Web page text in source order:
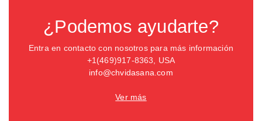
¿Podemos ayudarte?
Entra en contacto con nosotros para más información
+1(469)917-8363, USA
info@chvidasana.com
Ver más